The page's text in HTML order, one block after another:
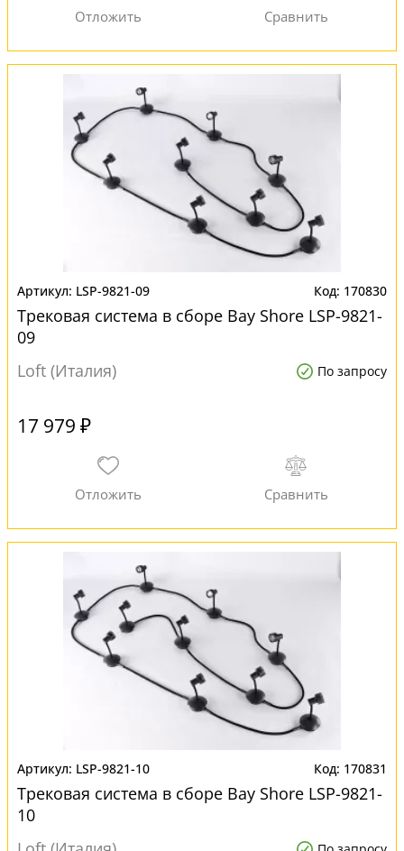
LSP-9821-09 170830
Трековая система в сборе Bay Shore LSP-9821-
09
Loft (Италия)
По запросу
17 979 ₽
LSP-9821-10 170831
Трековая система в сборе Bay Shore LSP-9821-
10